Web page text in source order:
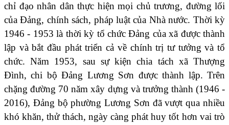
chỉ đạo nhân dân thực hiện mọi chủ trương, đường lối
của Đảng, chính sách, pháp luật của Nhà nước. Thời kỳ
1946 - 1953 là thời kỳ tổ chức Đảng của xã được thành
lập và bắt đầu phát triển cả về chính trị tư tưởng và tổ
chức. Năm 1953, sau sự kiện chia tách xã Thượng
Đình, chi bộ Đảng Lương Sơn được thành lập. Trên
chặng đường 70 năm xây dựng và trưởng thành (1946 -
2016), Đảng bộ phường Lương Sơn đã vượt qua nhiều
khó khăn, thử thách, ngày càng phát huy tốt hơn vai trò